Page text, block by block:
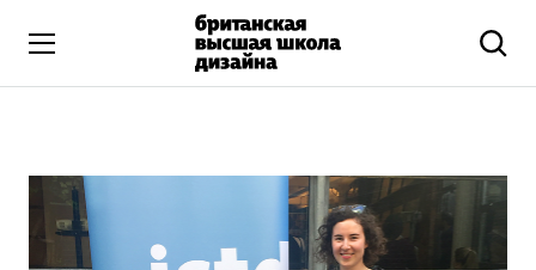
Искусство и дизайн
Подготовительные курсы
Бизнес и маркетинг